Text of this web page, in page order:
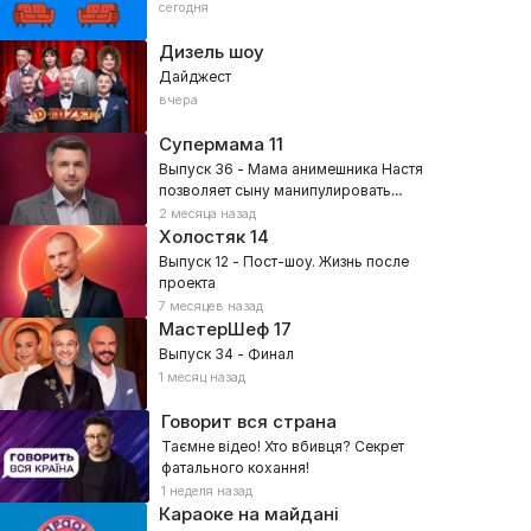
сегодня
Дизель шоу
Дайджест
вчера
Супермама 11
Выпуск 36 - Мама анимешника Настя
позволяет сыну манипулировать
собой?
2 месяца назад
Холостяк14
Выпуск 12 - Пост-шоу. Жизнь после
проекта
7 месяцев назад
МастерШеф17
Выпуск 34 - Финал
1 месяц назад
Говорит вся страна
Таємне відео! Хто вбивця? Секрет
фатального кохання!
1 неделя назад
Караоке на майдані